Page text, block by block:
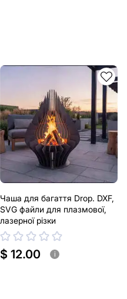
Чаша для багаття Drop. DXF,
SVG файли для плазмової,
лазерної різки
$ 12.00 i